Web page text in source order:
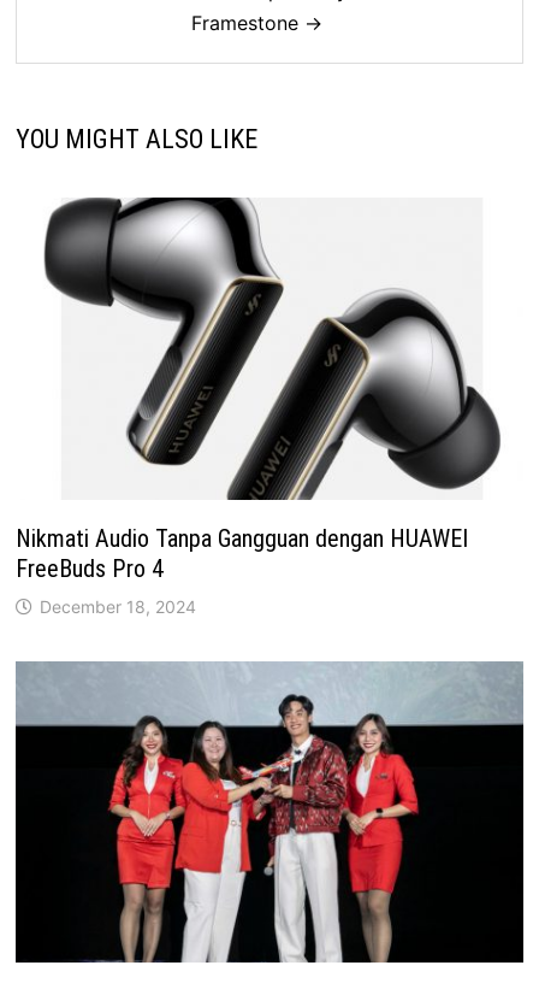
Framestone →
YOU MIGHT ALSO LIKE
Nikmati Audio Tanpa Gangguan dengan HUAWEI
FreeBuds Pro 4
December 18, 2024